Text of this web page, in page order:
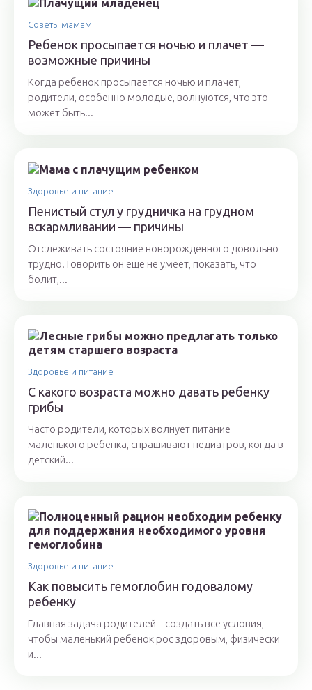
Советы мамам
Ребенок просыпается ночью и плачет —
возможные причины
Когда ребенок просыпается ночью и плачет,
родители, особенно молодые, волнуются, что это
может быть...
Здоровье и питание
Пенистый стул у грудничка на грудном
вскармливании — причины
Отслеживать состояние новорожденного довольно
трудно. Говорить он еще не умеет, показать, что
болит,...
Здоровье и питание
С какого возраста можно давать ребенку
грибы
Часто родители, которых волнует питание
маленького ребенка, спрашивают педиатров, когда в
детский...
Здоровье и питание
Как повысить гемоглобин годовалому
ребенку
Главная задача родителей – создать все условия,
чтобы маленький ребенок рос здоровым, физически
и...